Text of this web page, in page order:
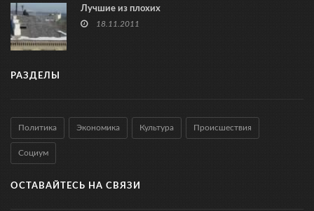
Лучшие из плохих
18.11.2011
РАЗДЕЛЫ
Политика Экономика Культура Происшествия
Социум
ОСТАВАЙТЕСЬ НА СВЯЗИ